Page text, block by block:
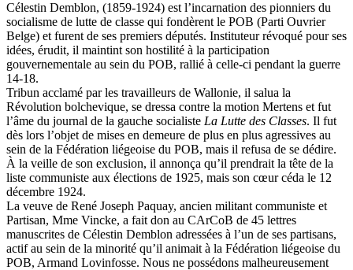
Célestin Demblon, (1859-1924) est l’incarnation des pionniers du
socialisme de lutte de classe qui fondèrent le POB (Parti Ouvrier
Belge) et furent de ses premiers députés. Instituteur révoqué pour ses
idées, érudit, il maintint son hostilité à la participation
gouvernementale au sein du POB, rallié à celle-ci pendant la guerre
14-18.
Tribun acclamé par les travailleurs de Wallonie, il salua la
Révolution bolchevique, se dressa contre la motion Mertens et fut
l’âme du journal de la gauche socialiste La Lutte des Classes. Il fut
dès lors l’objet de mises en demeure de plus en plus agressives au
sein de la Fédération liégeoise du POB, mais il refusa de se dédire.
À la veille de son exclusion, il annonça qu’il prendrait la tête de la
liste communiste aux élections de 1925, mais son cœur céda le 12
décembre 1924.
La veuve de René Joseph Paquay, ancien militant communiste et
Partisan, Mme Vincke, a fait don au CArCoB de 45 lettres
manuscrites de Célestin Demblon adressées à l’un de ses partisans,
actif au sein de la minorité qu’il animait à la Fédération liégeoise du
POB, Armand Lovinfosse. Nous ne possédons malheureusement